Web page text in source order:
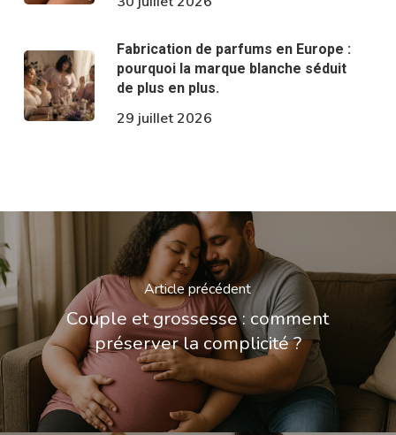
Fabrication de parfums en Europe :
pourquoi la marque blanche séduit
de plus en plus.
29 juillet 2026
Article précédent
Couple et grossesse : comment
préserver la complicité ?